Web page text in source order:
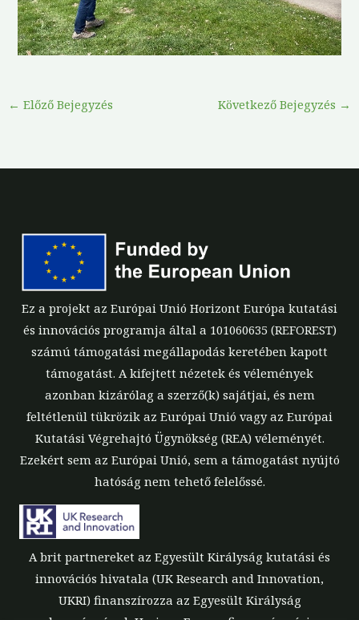
← Előző Bejegyzés Következő Bejegyzés →
Ez a projekt az Európai Unió Horizont Európa kutatási
és innovációs programja által a 101060635 (REFOREST)
számú támogatási megállapodás keretében kapott
támogatást. A kifejtett nézetek és vélemények
azonban kizárólag a szerző(k) sajátjai, és nem
feltétlenül tükrözik az Európai Unió vagy az Európai
Kutatási Végrehajtó Ügynökség (REA) véleményét.
Ezekért sem az Európai Unió, sem a támogatást nyújtó
hatóság nem tehető felelőssé.
A brit partnereket az Egyesült Királyság kutatási és
innovációs hivatala (UK Research and Innovation,
UKRI) finanszírozza az Egyesült Királyság